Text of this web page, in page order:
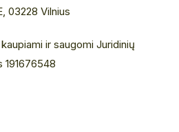
03228 Vilnius
ir saugomi Juridinių